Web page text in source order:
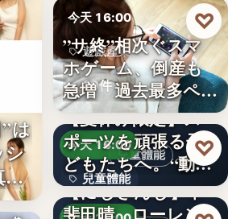
は
シ
館
今天 16:00
遊戲產業
10件
”サ終”相次ぐスマ
ホゲーム、倒産も
急増 過去最多ペー
スで…
♡
兒童體能
今天 16:00
兒童體能
0円
【夏休み限定】ス
ポーツを頑張る子
どもたちへ。“動け
る身体…
♡
【にじさんじ】甲
斐田晴、ローレン